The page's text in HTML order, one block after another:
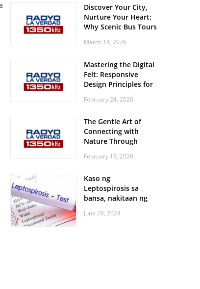
Discover Your City,
Nurture Your Heart:
Why Scenic Bus Tours
Practice
March 14, 2026
Mastering the Digital
Felt: Responsive
Design Principles for
February 24, 2026
The Gentle Art of
Connecting with
Nature Through
Walks
February 19, 2026
Kaso ng
Leptospirosis sa
bansa, nakitaan ng
June 28, 2024